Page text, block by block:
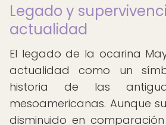
Legado y
actualidad
El legado de la ocarina
actualidad como un
historia de las
mesoamericanas. Aunque
disminuido en